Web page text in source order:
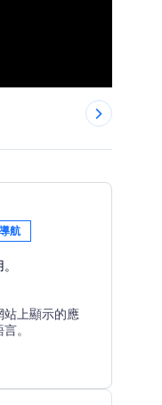
航
站上顯示的應
。